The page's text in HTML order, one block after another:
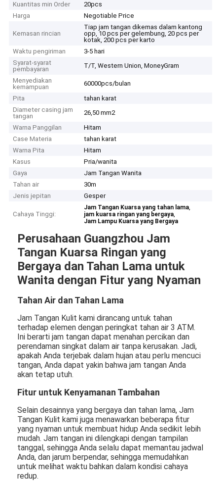
Kuantitas min Order
20pcs
Harga
Negotiable Price
Kemasan rincian
Tiap jam tangan dikemas dalam kantong
opp, 10 pcs per gelembung, 20 pcs per
kotak, 200 pcs per karto
Waktu pengiriman
3-5 hari
Syarat-syarat
pembayaran
T/T, Western Union, MoneyGram
Menyediakan
kemampuan
60000pcs/bulan
Pita
tahan karat
Diameter casing jam
tangan
26,50 mm2
Warna Panggilan
Hitam
Case Materia
tahan karat
Warna Pita
Hitam
Kasus
Pria/wanita
Gaya
Jam Tangan Wanita
Tahan air
30m
Jenis jepitan
Gesper
Cahaya Tinggi:
Jam Tangan Kuarsa yang tahan lama,
jam kuarsa ringan yang bergaya,
Jam Lampu Kuarsa yang Bergaya
Perusahaan Guangzhou Jam
Tangan Kuarsa Ringan yang
Bergaya dan Tahan Lama untuk
Wanita dengan Fitur yang Nyaman
Tahan Air dan Tahan Lama
Jam Tangan Kulit kami dirancang untuk tahan
terhadap elemen dengan peringkat tahan air 3 ATM.
Ini berarti jam tangan dapat menahan percikan dan
perendaman singkat dalam air tanpa kerusakan. Jadi,
apakah Anda terjebak dalam hujan atau perlu mencuci
tangan, Anda dapat yakin bahwa jam tangan Anda
akan tetap utuh.
Fitur untuk Kenyamanan Tambahan
Selain desainnya yang bergaya dan tahan lama, Jam
Tangan Kulit kami juga menawarkan beberapa fitur
yang nyaman untuk membuat hidup Anda sedikit lebih
mudah. Jam tangan ini dilengkapi dengan tampilan
tanggal, sehingga Anda selalu dapat memantau jadwal
Anda, dan jarum berpendar, sehingga memudahkan
untuk melihat waktu bahkan dalam kondisi cahaya
redup.